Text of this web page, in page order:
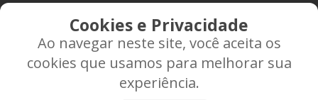
CONTATO
Rua Alice Frateano Figueiredo, 11-44 - Vila Triagem -
BAURU/SP - CEP: 17.030-038
CNPJ: 37.022.538/0001-07
Cookies e Privacidade
Ao navegar neste site, você aceita os
cookies que usamos para melhorar sua
experiência.